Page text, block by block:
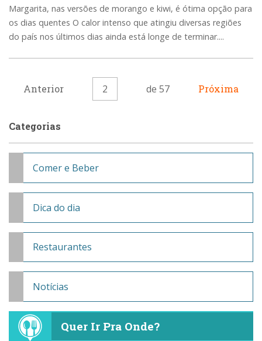
Margarita, nas versões de morango e kiwi, é ótima opção para
os dias quentes O calor intenso que atingiu diversas regiões
do país nos últimos dias ainda está longe de terminar....
Anterior 2 de 57 Próxima
Categorias
Comer e Beber
Dica do dia
Restaurantes
Notícias
Quer Ir Pra Onde?